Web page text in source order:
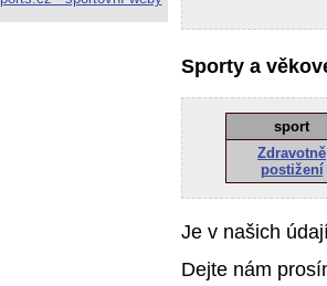
Sporty a
sport
Zdravotně
postižení
Je v našich
Dejte nám